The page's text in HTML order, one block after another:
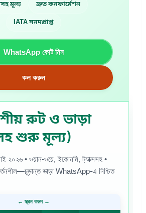
মূল্য দ্রুত কনফার্মেশন
IATA সনদপ্রাপ্ত
WhatsApp কোট নিন
কল করুন
রুট ও ভাড়া
শুরু মূল্য)
২০২৬ • ওয়ান-ওয়ে, ইকোনমি, ট্যাক্সসহ •
ভাড়া WhatsApp-এ নিশ্চিত